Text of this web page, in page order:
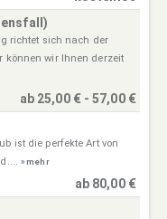
richtet sich nach der
können wir Ihnen derzeit
ab 25,00 € - 57,00 €
ist die perfekte Art von
» mehr
ab 80,00 €